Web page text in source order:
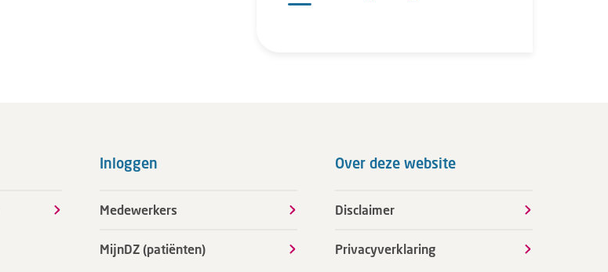
Inloggen
Medewerkers
MijnDZ (patiënten)
Over deze website
Disclaimer
Privacyverklaring